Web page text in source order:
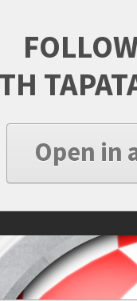
Open in